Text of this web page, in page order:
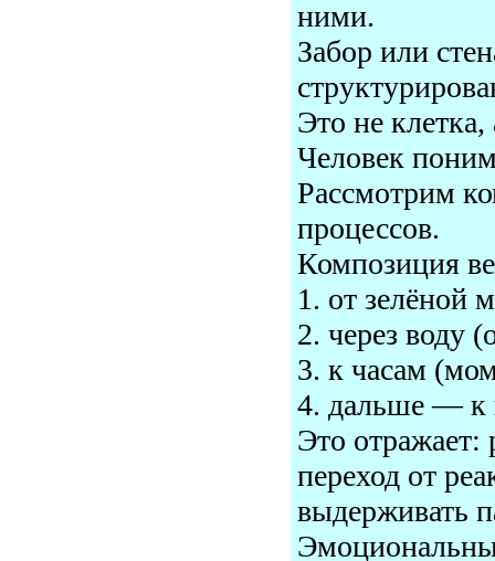
ними.
Забор или
Это не клетка,
Человек
Рассмотрим
процессов.
Композиция
1. от зелёной
2. через воду
3. к часам
4. дальше — к
Это отражает:
переход от
выдерживать